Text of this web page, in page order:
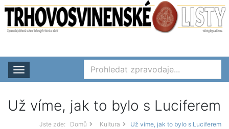
Rozbalit nabídku
Už víme, jak to bylo s Luciferem
Jste zde: Domů Kultura Už víme, jak to bylo s Luciferem